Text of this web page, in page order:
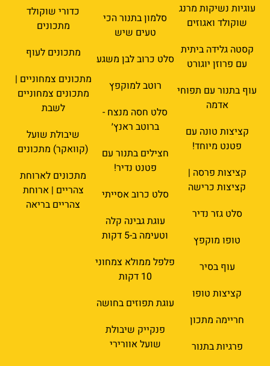
עוגיות נשיקות מרנג
שוקולד ואגוזים
קסטה גלידה ביתית
עם פרוזן יוגורט
עוף בתנור עם תפוחי
אדמה
קציצות טונה עם
פטנט מיוחד!
קציצות פרסה |
קציצות כרישה
סלט גזר נדיר
טופו מוקפץ
עוף בסיר
קציצות טופו
חריימה מתכון
פרגיות בתנור
סלמון בתנור הכי
טעים שיש
סלט כרוב לבן משגע
רוטב למוקפץ
סלט חסה מנצח -
ברוטב ראנץ׳
חצילים בתנור עם
פטנט נדיר!
סלט כרוב אסייתי
עוגת גבינה קלה
וטעימה ב-5 דקות
פלפל ממולא צמחוני
10 דקות
עוגת תפוזים בחושה
פנקייק שיבולת
שועל אוורירי
כדורי שוקולד
מתכונים
מתכונים לעוף
מתכונים צמחוניים |
מתכונים צמחוניים
לשבת
שיבולת שועל
(קוואקר) מתכונים
מתכונים לארוחת
צהריים | ארוחת
צהריים בריאה